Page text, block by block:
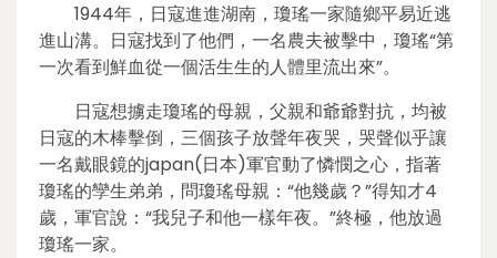
1944年，日寇進進湖南，瓊瑤一家隨鄉平易近逃
進山溝。日寇找到了他們，一名農夫被擊中，瓊瑤“第
一次看到鮮血從一個活生生的人體里流出來”。
日寇想擄走瓊瑤的母親，父親和爺爺對抗，均被
日寇的木棒擊倒，三個孩子放聲年夜哭，哭聲似乎讓
一名戴眼鏡的japan(日本)軍官動了憐憫之心，指著
瓊瑤的孿生弟弟，問瓊瑤母親：“他幾歲？”得知才4
歲，軍官說：“我兒子和他一樣年夜。”終極，他放過
瓊瑤一家。